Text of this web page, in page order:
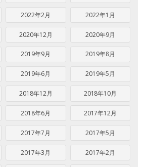
2022年2月 2022年1月
2020年12月 2020年9月
2019年9月 2019年8月
2019年6月 2019年5月
2018年12月 2018年10月
2018年6月 2017年12月
2017年7月 2017年5月
2017年3月 2017年2月